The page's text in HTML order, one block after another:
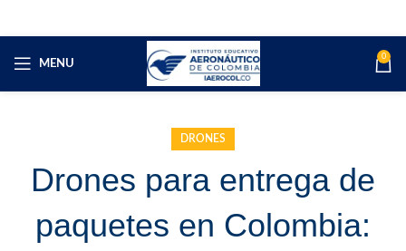
MENU
0
DRONES
Drones para entrega de
paquetes en Colombia: